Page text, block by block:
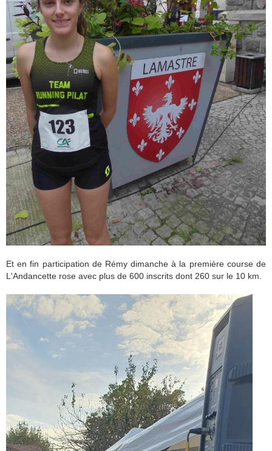
Et en fin participation de Rémy dimanche à la première course de
L'Andancette rose avec plus de 600 inscrits dont 260 sur le 10 km.